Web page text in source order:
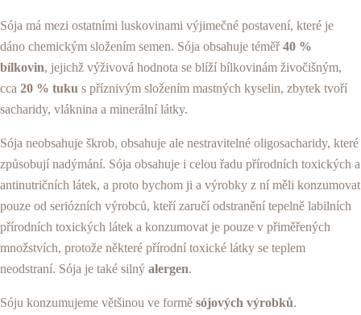
Sója má mezi ostatními luskovinami výjimečné postavení, které je
dáno chemickým složením semen. Sója obsahuje téměř40 %
bílkovin, jejichž výživová hodnota se blíží bílkovinám živočišným,
cca 20 % tuku s příznivým složením mastných kyselin, zbytek tvoří
sacharidy, vláknina a minerální látky.
Sója neobsahuje škrob, obsahuje ale nestravitelné oligosacharidy, které
způsobují nadýmání. Sója obsahuje i celou řadu přírodních toxických a
antinutričních látek, a proto bychom ji a výrobky z ní měli konzumovat
pouze od seriózních výrobců, kteří zaručí odstranění tepelně labilních
přírodních toxických látek a konzumovat je pouze v přiměřených
množstvích, protože některé přírodní toxické látky se teplem
neodstraní. Sója je také silný alergen.
Sóju konzumujeme většinou ve formě sójových výrobků.